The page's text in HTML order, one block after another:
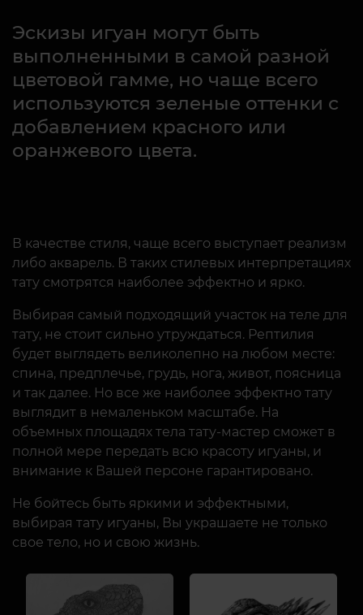
Эскизы игуан могут быть
выполненными в самой разной
цветовой гамме, но чаще всего
используются зеленые оттенки с
добавлением красного или
оранжевого цвета.
В качестве стиля, чаще всего выступает реализм
либо акварель. В таких стилевых интерпретациях
тату смотрятся наиболее эффектно и ярко.
Выбирая самый подходящий участок на теле для
тату, не стоит сильно утруждаться. Рептилия
будет выглядеть великолепно на любом месте:
спина, предплечье, грудь, нога, живот, поясница
и так далее. Но все же наиболее эффектно тату
выглядит в немаленьком масштабе. На
объемных площадях тела тату-мастер сможет в
полной мере передать всю красоту игуаны, и
внимание к Вашей персоне гарантировано.
Не бойтесь быть яркими и эффектными,
выбирая тату игуаны, Вы украшаете не только
свое тело, но и свою жизнь.